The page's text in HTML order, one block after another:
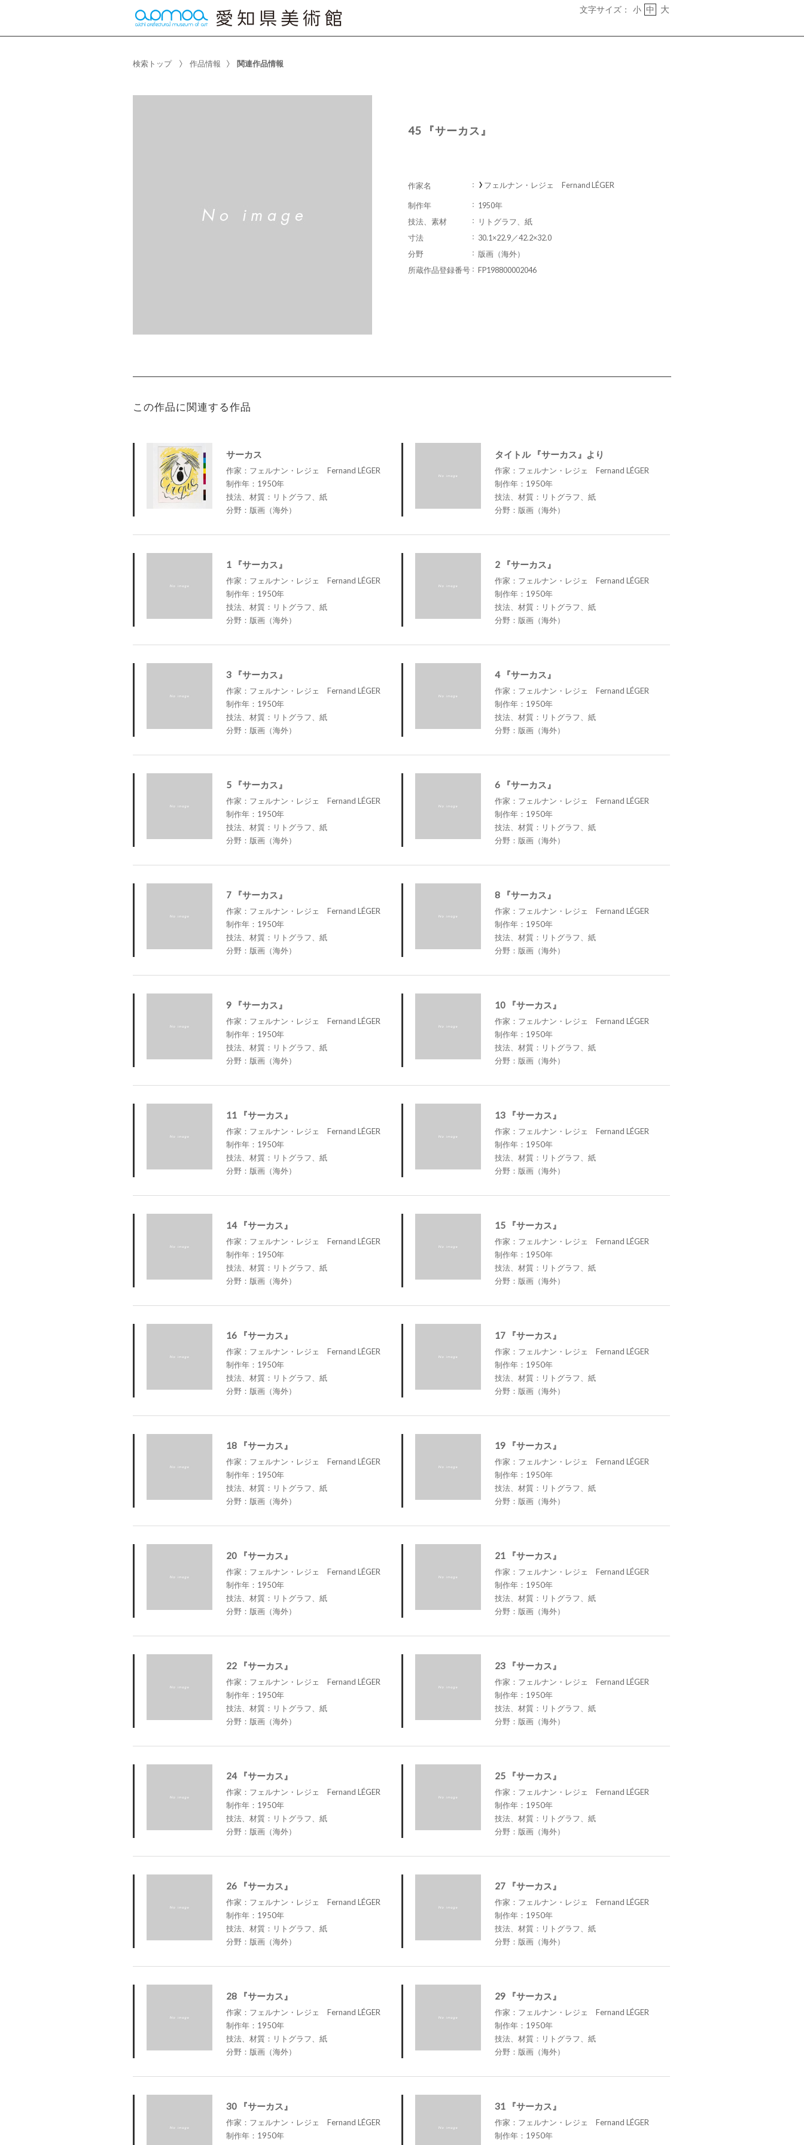
文字サイズ： 小 中 大
検索トップ 作品情報 関連作品情報
45 『サーカス』
作家名 フェルナン・レジェ Fernand LÉGER
制作年
1950年
技法、素材
リトグラフ、紙
寸法
30.1×22.9／42.2×32.0
分野
版画（海外）
所蔵作品登録番号
FP198800002046
この作品に関連する作品
サーカス
作家：フェルナン・レジェ Fernand LÉGER
制作年：1950年
技法、材質：リトグラフ、紙
分野：版画（海外）
タイトル 『サーカス』より
作家：フェルナン・レジェ Fernand LÉGER
制作年：1950年
技法、材質：リトグラフ、紙
分野：版画（海外）
1 『サーカス』
作家：フェルナン・レジェ Fernand LÉGER
制作年：1950年
技法、材質：リトグラフ、紙
分野：版画（海外）
2 『サーカス』
作家：フェルナン・レジェ Fernand LÉGER
制作年：1950年
技法、材質：リトグラフ、紙
分野：版画（海外）
3 『サーカス』
作家：フェルナン・レジェ Fernand LÉGER
制作年：1950年
技法、材質：リトグラフ、紙
分野：版画（海外）
4 『サーカス』
作家：フェルナン・レジェ Fernand LÉGER
制作年：1950年
技法、材質：リトグラフ、紙
分野：版画（海外）
5 『サーカス』
作家：フェルナン・レジェ Fernand LÉGER
制作年：1950年
技法、材質：リトグラフ、紙
分野：版画（海外）
6 『サーカス』
作家：フェルナン・レジェ Fernand LÉGER
制作年：1950年
技法、材質：リトグラフ、紙
分野：版画（海外）
7 『サーカス』
作家：フェルナン・レジェ Fernand LÉGER
制作年：1950年
技法、材質：リトグラフ、紙
分野：版画（海外）
8 『サーカス』
作家：フェルナン・レジェ Fernand LÉGER
制作年：1950年
技法、材質：リトグラフ、紙
分野：版画（海外）
9 『サーカス』
作家：フェルナン・レジェ Fernand LÉGER
制作年：1950年
技法、材質：リトグラフ、紙
分野：版画（海外）
10 『サーカス』
作家：フェルナン・レジェ Fernand LÉGER
制作年：1950年
技法、材質：リトグラフ、紙
分野：版画（海外）
11 『サーカス』
作家：フェルナン・レジェ Fernand LÉGER
制作年：1950年
技法、材質：リトグラフ、紙
分野：版画（海外）
13 『サーカス』
作家：フェルナン・レジェ Fernand LÉGER
制作年：1950年
技法、材質：リトグラフ、紙
分野：版画（海外）
14 『サーカス』
作家：フェルナン・レジェ Fernand LÉGER
制作年：1950年
技法、材質：リトグラフ、紙
分野：版画（海外）
15 『サーカス』
作家：フェルナン・レジェ Fernand LÉGER
制作年：1950年
技法、材質：リトグラフ、紙
分野：版画（海外）
16 『サーカス』
作家：フェルナン・レジェ Fernand LÉGER
制作年：1950年
技法、材質：リトグラフ、紙
分野：版画（海外）
17 『サーカス』
作家：フェルナン・レジェ Fernand LÉGER
制作年：1950年
技法、材質：リトグラフ、紙
分野：版画（海外）
18 『サーカス』
作家：フェルナン・レジェ Fernand LÉGER
制作年：1950年
技法、材質：リトグラフ、紙
分野：版画（海外）
19 『サーカス』
作家：フェルナン・レジェ Fernand LÉGER
制作年：1950年
技法、材質：リトグラフ、紙
分野：版画（海外）
20 『サーカス』
作家：フェルナン・レジェ Fernand LÉGER
制作年：1950年
技法、材質：リトグラフ、紙
分野：版画（海外）
21 『サーカス』
作家：フェルナン・レジェ Fernand LÉGER
制作年：1950年
技法、材質：リトグラフ、紙
分野：版画（海外）
22 『サーカス』
作家：フェルナン・レジェ Fernand LÉGER
制作年：1950年
技法、材質：リトグラフ、紙
分野：版画（海外）
23 『サーカス』
作家：フェルナン・レジェ Fernand LÉGER
制作年：1950年
技法、材質：リトグラフ、紙
分野：版画（海外）
24 『サーカス』
作家：フェルナン・レジェ Fernand LÉGER
制作年：1950年
技法、材質：リトグラフ、紙
分野：版画（海外）
25 『サーカス』
作家：フェルナン・レジェ Fernand LÉGER
制作年：1950年
技法、材質：リトグラフ、紙
分野：版画（海外）
26 『サーカス』
作家：フェルナン・レジェ Fernand LÉGER
制作年：1950年
技法、材質：リトグラフ、紙
分野：版画（海外）
27 『サーカス』
作家：フェルナン・レジェ Fernand LÉGER
制作年：1950年
技法、材質：リトグラフ、紙
分野：版画（海外）
28 『サーカス』
作家：フェルナン・レジェ Fernand LÉGER
制作年：1950年
技法、材質：リトグラフ、紙
分野：版画（海外）
29 『サーカス』
作家：フェルナン・レジェ Fernand LÉGER
制作年：1950年
技法、材質：リトグラフ、紙
分野：版画（海外）
30 『サーカス』
作家：フェルナン・レジェ Fernand LÉGER
制作年：1950年
31 『サーカス』
作家：フェルナン・レジェ Fernand LÉGER
制作年：1950年